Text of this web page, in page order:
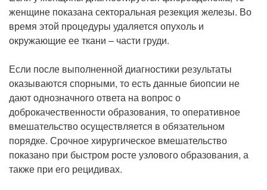
женщине показана секторальная резекция железы. Во
время этой процедуры удаляется опухоль и
окружающие ее ткани – части груди.
Если после выполненной диагностики результаты
оказываются спорными, то есть данные биопсии не
дают однозначного ответа на вопрос о
доброкачественности образования, то оперативное
вмешательство осуществляется в обязательном
порядке. Срочное хирургическое вмешательство
показано при быстром росте узлового образования, а
также при его рецидивах.